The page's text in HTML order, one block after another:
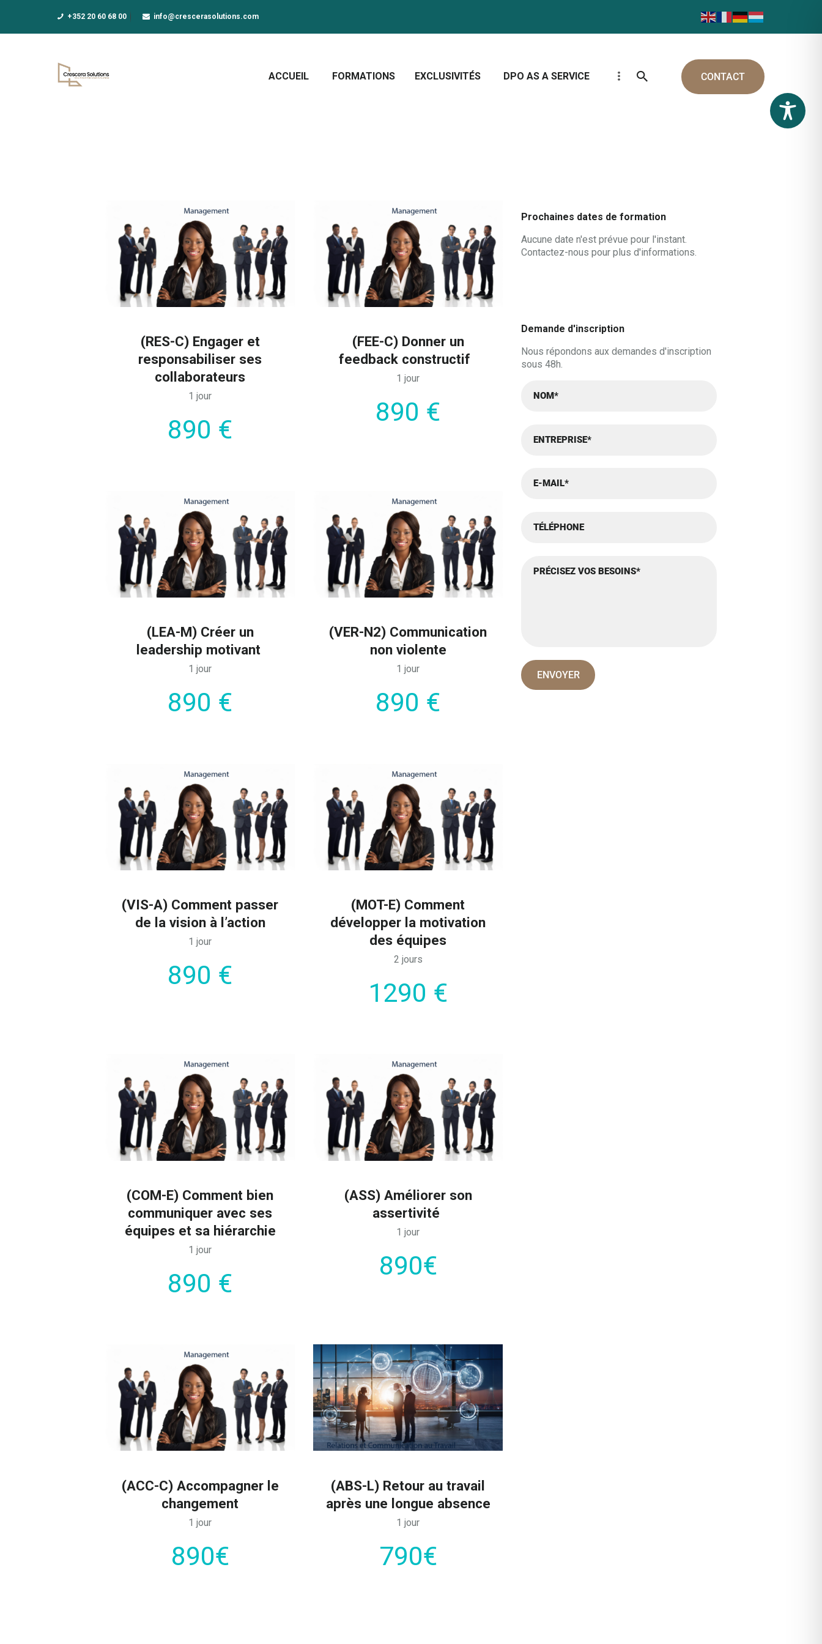
+352 20 60 68 00 info@crescerasolutions.com
ACCUEIL FORMATIONS EXCLUSIVITÉS DPO AS A SERVICE CONTACT
FORMATIONS
(RES-C) Engager et
responsabiliser ses
collaborateurs
1 jour
890 €
(FEE-C) Donner un
feedback constructif
1 jour
890 €
(LEA-M) Créer un
leadership motivant
1 jour
890 €
(VER-N2) Communication
non violente
1 jour
890 €
(VIS-A) Comment passer
de la vision à l’action
1 jour
890 €
(MOT-E) Comment
développer la motivation
des équipes
2 jours
1290 €
(COM-E) Comment bien
communiquer avec ses
équipes et sa hiérarchie
1 jour
890 €
(ASS) Améliorer son
assertivité
1 jour
890€
(ACC-C) Accompagner le
changement
1 jour
890€
(ABS-L) Retour au travail
après une longue absence
1 jour
790€
Prochaines dates de formation
Aucune date n'est prévue pour l'instant.
Contactez-nous pour plus d'informations.
Demande d'inscription
Nous répondons aux demandes d'inscription
sous 48h.